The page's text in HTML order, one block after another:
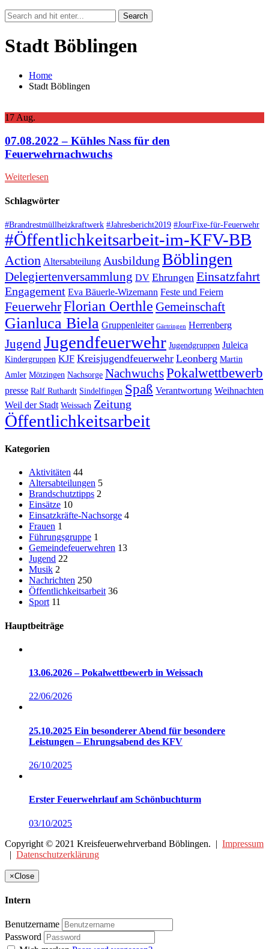
Stadt Böblingen
Home
Stadt Böblingen
17 Aug.
07.08.2022 – Kühles Nass für den
Feuerwehrnachwuchs
Weiterlesen
Schlagwörter
#Brandrestmüllheizkraftwerk #Jahresbericht2019 #JourFixe-für-Feuerwehr
#Öffentlichkeitsarbeit-im-KFV-BB
Action Altersabteilung Ausbildung Böblingen
Delegiertenversammlung DV Ehrungen Einsatzfahrt
Engagement Eva Bäuerle-Wizemann Feste und Feiern
FeuerwehrFlorian Oerthle Gemeinschaft
Gianluca Biela Gruppenleiter Gärtringen Herrenberg
JugendJugendfeuerwehr Jugendgruppen Juleica
Kindergruppen KJF Kreisjugendfeuerwehr Leonberg Martin
Amler Mötzingen Nachsorge NachwuchsPokalwettbewerb
presse Ralf Ruthardt Sindelfingen Spaß Verantwortung Weihnachten
Weil der Stadt Weissach Zeitung
Öffentlichkeitsarbeit
Kategorien
Aktivitäten 44
Altersabteilungen 5
Brandschutztipps 2
Einsätze 10
Einsatzkräfte-Nachsorge 4
Frauen 1
Führungsgruppe 1
Gemeindefeuerwehren 13
Jugend 22
Musik 2
Nachrichten 250
Öffentlichkeitsarbeit 36
Sport 11
Hauptbeiträge
13.06.2026 – Pokalwettbewerb in Weissach
22/06/2026
25.10.2025 Ein besonderer Abend für besondere
Leistungen – Ehrungsabend des KFV
26/10/2025
Erster Feuerwehrlauf am Schönbuchturm
03/10/2025
Copyright © 2021 Kreisfeuerwehrverband Böblingen. | Impressum
| Datenschutzerklärung
×Close
Intern
Benutzername
Password